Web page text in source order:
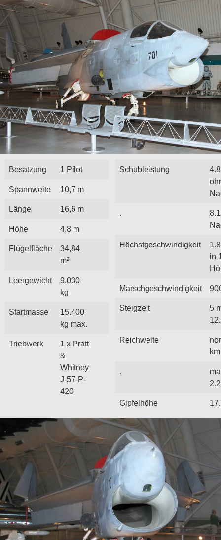
Besatzung 1 Pilot
Spannweite 10,7 m
Länge 16,6 m
Höhe 4,8 m
Flügelfläche
34,84
m²
Leergewicht
9.030
kg
Startmasse
15.400
kg max.
Triebwerk
1 x Pratt
&
Whitney
J-57-P-
420
Schubleistung
.
Höchstgeschwindigkeit
in
Marschgeschwindigkeit
Steigzeit
5
Reichweite
km
.
Gipfelhöhe